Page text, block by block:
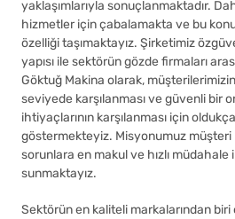
yaklaşımlarıyla sonuçlanmaktadır.
hizmetler için çabalamakta ve bu
özelliği taşımaktayız. Şirketimiz
yapısı ile sektörün gözde firmaları
Göktuğ Makina olarak,
seviyede karşılanması ve güvenli bir
ihtiyaçlarının karşılanması için
göstermekteyiz. Misyonumuz müşteri
sorunlara en makul ve hızlı
sunmaktayız.
Sektörün en kaliteli markalarından biri